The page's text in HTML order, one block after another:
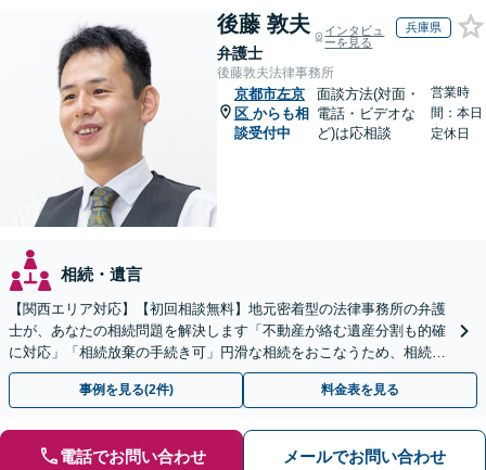
後藤 敦夫
弁護士
インタビュ
ーを見る
兵庫県
後藤敦夫法律事務所
京都市左京
区 からも相
談受付中
面談方法(対面・
電話・ビデオな
ど)は応相談
営業時
間：本日
定休日
相続・遺言
【関西エリア対応】【初回相談無料】地元密着型の法律事務所の弁護
士が、あなたの相続問題を解決します「不動産が絡む遺産分割も的確
に対応」「相続放棄の手続き可」円滑な相続をおこなうため、相続問
題は自分の代で解決しましょう【完全個室制】
事例を見る(2件) 料金表を見る
電話でお問い合わせ メールでお問い合わせ